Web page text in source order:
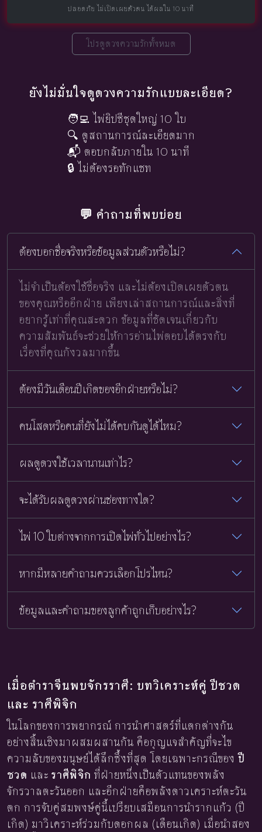
ปลอดภัย ไม่เปิดเผยตัวตน ได้ผลใน 10 นาที
โปรดูดวงความรักทั้งหมด
ยังไม่มั่นใจดูดวงความรักแบบละเอียด?
🧑‍💻 ไพ่ยิปซีชุดใหญ่ 10 ใบ
🔍 ดูสถานการณ์ละเอียดมาก
📬 ตอบกลับภายใน 10 นาที
🔒 ไม่ต้องรอทักแชท
💬 คำถามที่พบบ่อย
ต้องบอกชื่อจริงหรือข้อมูลส่วนตัวหรือไม่?
ไม่จำเป็นต้องใช้ชื่อจริง และไม่ต้องเปิดเผยตัวตน
ของคุณหรืออีกฝ่าย เพียงเล่าสถานการณ์และสิ่งที่
อยากรู้เท่าที่คุณสะดวก ข้อมูลที่ชัดเจนเกี่ยวกับ
ความสัมพันธ์จะช่วยให้การอ่านไพ่ตอบได้ตรงกับ
เรื่องที่คุณกังวลมากขึ้น
ต้องมีวันเดือนปีเกิดของอีกฝ่ายหรือไม่?
คนโสดหรือคนที่ยังไม่ได้คบกันดูได้ไหม?
ผลดูดวงใช้เวลานานเท่าไร?
จะได้รับผลดูดวงผ่านช่องทางใด?
ไพ่ 10 ใบต่างจากการเปิดไพ่ทั่วไปอย่างไร?
หากมีหลายคำถามควรเลือกโปรไหน?
ข้อมูลและคำถามของลูกค้าถูกเก็บอย่างไร?
เมื่อตำราจีนพบจักรราศี: บทวิเคราะห์คู่ ปีชวด
และ ราศีพิจิก
ในโลกของการพยากรณ์ การนำศาสตร์ที่แตกต่างกัน
อย่างสิ้นเชิงมาผสมผสานกัน คือกุญแจสำคัญที่จะไข
ความลับของมนุษย์ได้ลึกซึ้งที่สุด โดยเฉพาะกรณีของปี
ชวด และ ราศีพิจิก ที่ฝ่ายหนึ่งเป็นตัวแทนของพลัง
จักรวาลตะวันออก และอีกฝ่ายคือพลังดาวเคราะห์ตะวัน
ตก การจับคู่สมพงษ์คู่นี้เปรียบเสมือนการนำรากแก้ว (ปี
เกิด) มาวิเคราะห์ร่วมกับดอกผล (เดือนเกิด) เมื่อนำสอง